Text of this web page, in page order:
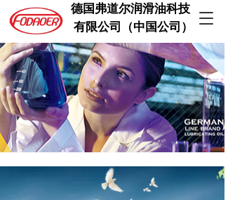
T
g
g
l
e
n
a
v
i
t
德国弗道尔润滑油科技
有限公司（中国公司）